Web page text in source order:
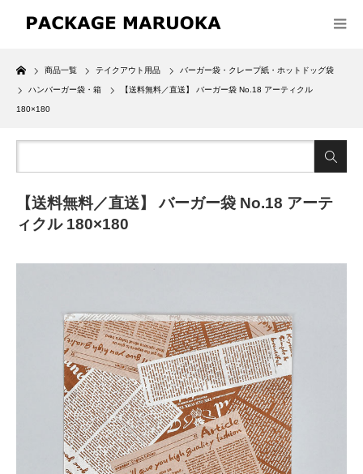
Home
商品一覧 テイクアウト用品 バーガー袋・クレープ紙・ホットドッグ袋
ハンバーガー袋・箱 【送料無料／直送】 バーガー袋 No.18 アーティクル
180×180
【送料無料／直送】 バーガー袋 No.18 アーテ
ィクル 180×180